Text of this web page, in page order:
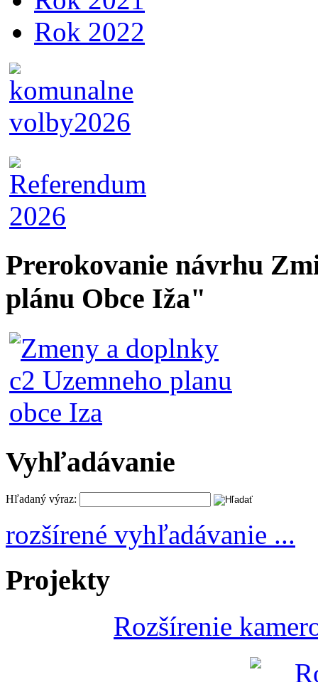
Rok 2022
Prerokovanie návrhu
plánu Obce Iža"
Vyhľadávanie
Hľadaný výraz:
rozšírené vyhľadávanie ...
Projekty
Rozšírenie